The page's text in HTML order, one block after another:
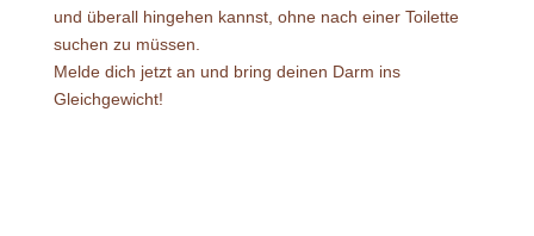
und überall hingehen kannst, ohne nach einer Toilette
suchen zu müssen.
Melde dich jetzt an und bring deinen Darm ins
Gleichgewicht!